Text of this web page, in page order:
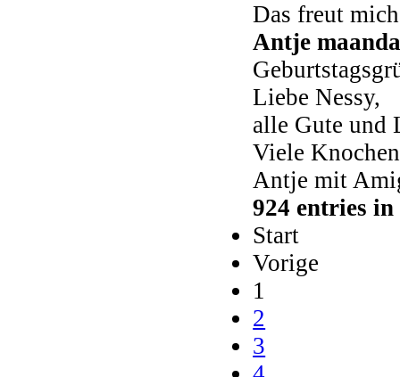
Das freut
Antje
Liebe Nessy,
alle Gute und
Viele
Antje mit
924 entries in
Start
Vorige
1
2
3